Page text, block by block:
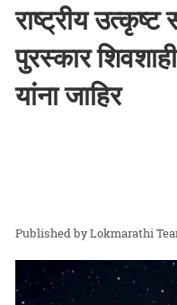
राष्ट्रीय
पुरस्कार
यांना जाहिर
Lokmarathi